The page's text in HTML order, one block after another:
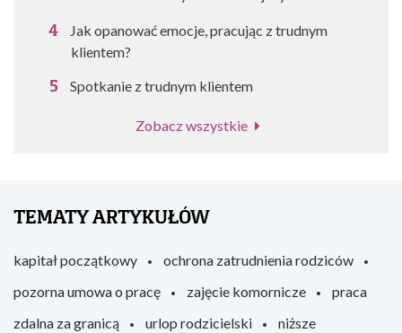
Jak opanować emocje, pracując z trudnym
klientem?
Spotkanie z trudnym klientem
Zobacz wszystkie
TEMATY ARTYKUŁÓW
kapitał początkowy
ochrona zatrudnienia rodziców
pozorna umowa o pracę
zajęcie komornicze
praca
zdalna za granicą
urlop rodzicielski
niższe